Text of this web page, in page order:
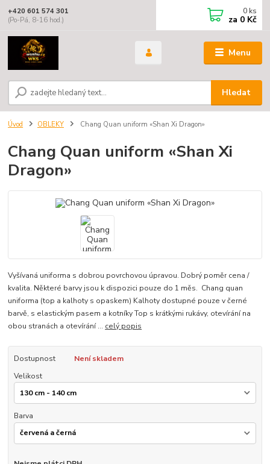
Menu
Hledat
+420 601 574 301
(Po-Pá, 8-16 hod.)
0 ks
za 0 Kč
Úvod OBLEKY Chang Quan uniform «Shan Xi Dragon»
Chang Quan uniform «Shan Xi
Dragon»
Vyšívaná uniforma s dobrou povrchovou úpravou. Dobrý poměr cena /
kvalita. Některé barvy jsou k dispozici pouze do 1 měs. Chang quan
uniforma (top a kalhoty s opaskem) Kalhoty dostupné pouze v černé
barvě, s elastickým pasem a kotníky Top s krátkými rukávy, otevírání na
obou stranách a otevírání ... celý popis
Dostupnost
Není skladem
Velikost
Barva